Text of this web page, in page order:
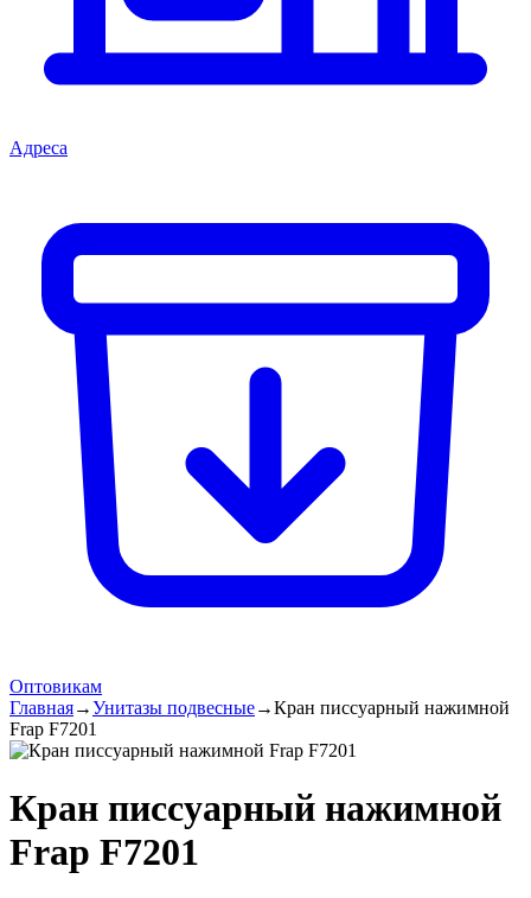
Адреса
Оптовикам
Главная→Унитазы подвесные→Кран писсуарный нажимной
Frap F7201
Кран писсуарный нажимной
Frap F7201